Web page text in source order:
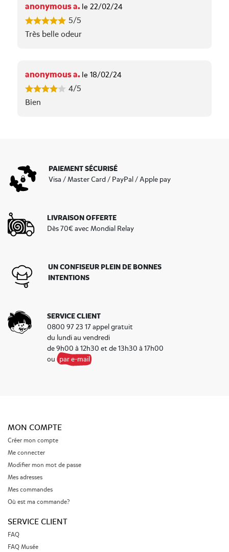
anonymous a. le 22/02/24
5/5
Très belle odeur
anonymous a. le 18/02/24
4/5
Bien
PAIEMENT SÉCURISÉ
Visa / Master Card / PayPal / Apple pay
LIVRAISON OFFERTE
Dès 70€ avec Mondial Relay
UN CONFISEUR PLEIN DE BONNES
INTENTIONS
SERVICE CLIENT
0800 97 23 17 appel gratuit
du lundi au vendredi
de 9h00 à 12h30 et de 13h30 à 17h00
ou par e-mail
MON COMPTE
Créer mon compte
Me connecter
Modifier mon mot de passe
Mes adresses
Mes commandes
Où est ma commande?
SERVICE CLIENT
FAQ
FAQ Musée